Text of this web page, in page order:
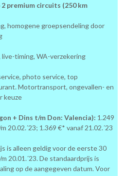
premium circuits (250 km
homogene groepsendeling door
timing, WA-verzekering
photo service, top
Motortransport, ongevallen- en
keuze
+ Dins t/m Don: Valencia): 1.249
20.02.´23; 1.369 €* vanaf 21.02.´23
is alleen geldig voor de eerste 30
20.01.´23. De standaardprijs is
op de aangegeven datum. Voor